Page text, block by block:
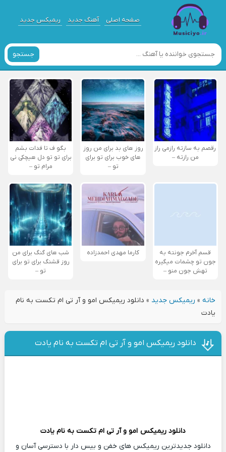
صفحه اصلی آهنگ جدید ریمیکس جدید
جستجو
رقصم به سازته رازمی راز
من رازته –
روز های بد برای من روز
های خوب برای تو برای
تو –
بگو ف تا فدات بشم
برای تو تو دل هیچکی نی
مرام تو –
قسم آخرم جونته به
جون تو چشمات میگیره
تهش جون منو –
کارما مهدی احمدزاده
شب های گنگ برای من
روز قشنگ برای تو برای
تو –
خانه» ریمیکس جدید » دانلود ریمیکس امو و آر تی ام تکست به نام
یادت
دانلود ریمیکس امو و آر تی ام تکست به نام یادت
دانلود ریمیکس امو و آر تی ام تکست به نام یادت
دانلود جدیدترین ریمیکس های خفن و بیس دار با دسترسی آسان و